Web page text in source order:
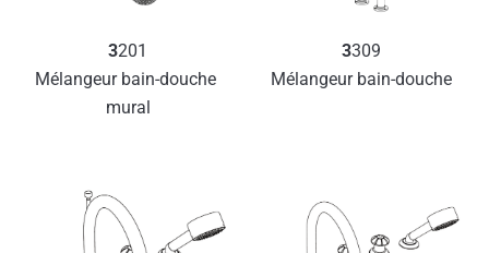
3201
Mélangeur bain-douche
mural
3309
Mélangeur bain-douche